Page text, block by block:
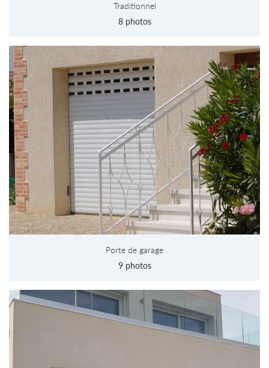
Traditionnel
8 photos
Porte de garage
9 photos